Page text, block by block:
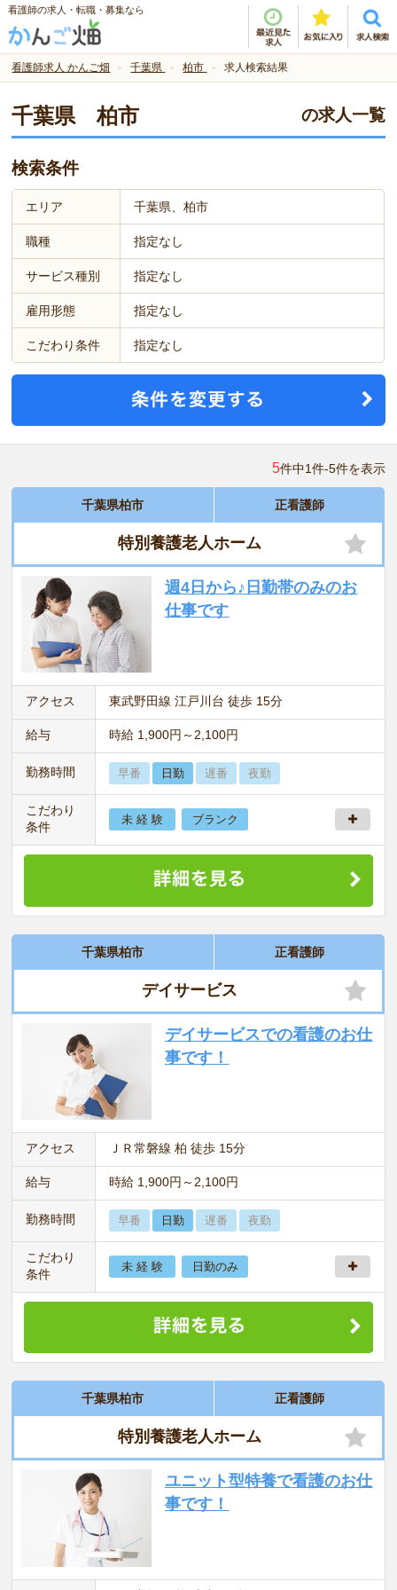
看護師の求人・転職・募集なら
看護師求人 かんご畑 千葉県 柏市 求人検索結果
千葉県 柏市 の求人一覧
検索条件
エリア 千葉県、柏市
職種 指定なし
サービス種別 指定なし
雇用形態 指定なし
こだわり条件 指定なし
5件中1件-5件を表示
千葉県柏市 正看護師
特別養護老人ホーム
週4日から♪日勤帯のみのお
仕事です
アクセス 東武野田線 江戸川台 徒歩 15分
給与 時給 1,900円～2,100円
勤務時間 早番 日勤 遅番 夜勤
こだわり
条件
未 経 験 ブランク
千葉県柏市 正看護師
デイサービス
デイサービスでの看護のお仕
事です！
アクセス ＪＲ常磐線 柏 徒歩 15分
給与 時給 1,900円～2,100円
勤務時間 早番 日勤 遅番 夜勤
こだわり
条件
未 経 験 日勤のみ
千葉県柏市 正看護師
特別養護老人ホーム
ユニット型特養で看護のお仕
事です！